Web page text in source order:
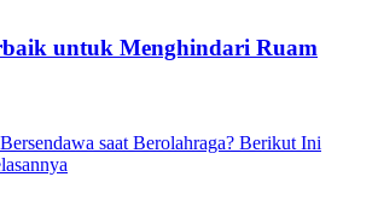
untuk Menghindari Ruam